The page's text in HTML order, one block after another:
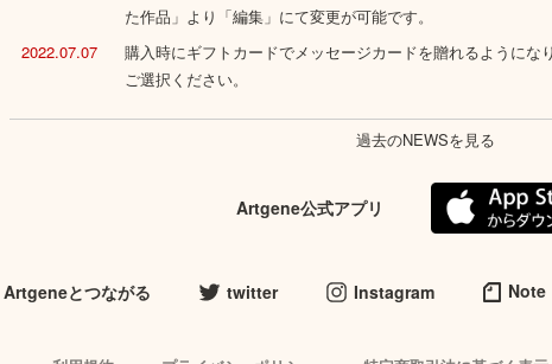
た作品」より「編集」にて変更が可能です。
2022.07.07
購入時にギフトカードでメッセージカードを贈れるようにな
ご選択ください。
過去のNEWSを見る
Artgene公式アプリ
Artgeneとつながる twitter Instagram Note